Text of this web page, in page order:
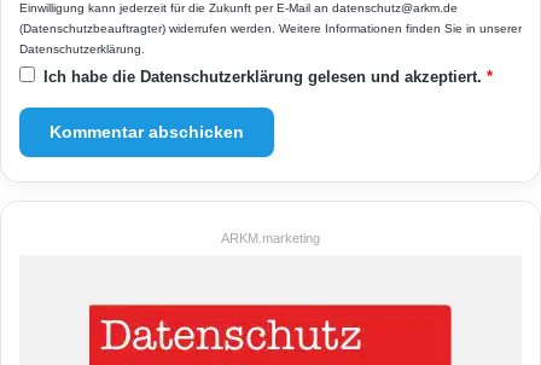
Einwilligung kann jederzeit für die Zukunft per E-Mail an datenschutz@arkm.de
(Datenschutzbeauftragter) widerrufen werden. Weitere Informationen finden Sie in unserer
Datenschutzerklärung
Ich habe die Datenschutzerklärung gelesen und akzeptiert. *
ARKM.marketing